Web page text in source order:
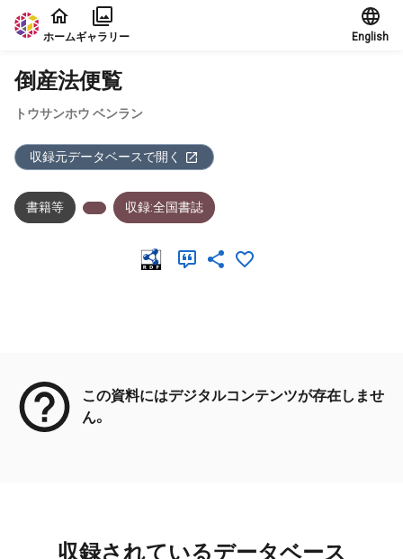
本文に飛ぶ
ホームギャラリー English
倒産法便覧
トウサンホウ ベンラン
収録元データベースで開く
書籍等 収録:全国書誌
この資料にはデジタルコンテンツが存在しませ
ん。
収録されているデータベース